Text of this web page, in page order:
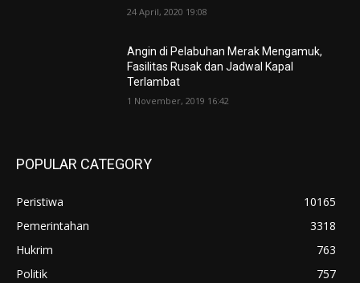
24 April, 2020 19:08
Angin di Pelabuhan Merak Mengamuk,
Fasilitas Rusak dan Jadwal Kapal
Terlambat
1 November, 2019 16:42
POPULAR CATEGORY
Peristiwa
10165
Pemerintahan
3318
Hukrim
763
Politik
757